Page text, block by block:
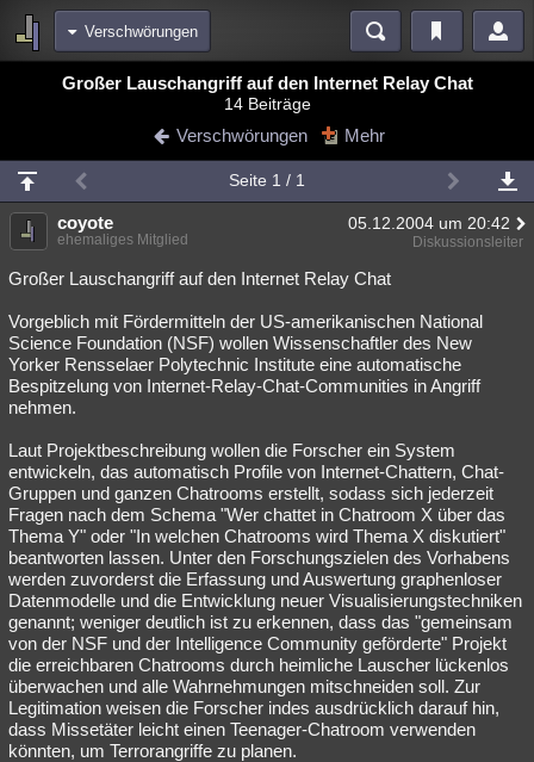
Verschwörungen
Bereiche
Blogs
Chat Wiki Neuigkeiten
meine Rubriken
Menschen Mystery Kriminalfälle
Spiritualität Verschwörungen Technologie
Natur Umfragen Unterhaltung
weitere Rubriken
Philosophie Träume Orte Esoterik Literatur
Astronomie Helpdesk Gruppen Gaming Filme
Musik Clash Verbesserungen Allmystery English
Übersichten
Besucht Teilgenommen Alle Neue Geschlossen
Lesenswert Schlüsselwörter
Großer Lauschangriff auf den Internet Relay Chat
14 Beiträge
Verschwörungen Mehr
Seite 1 / 1
coyote 05.12.2004 um 20:42
ehemaliges Mitglied Diskussionsleiter
Großer Lauschangriff auf den Internet Relay Chat
Vorgeblich mit Fördermitteln der US-amerikanischen National
Science Foundation (NSF) wollen Wissenschaftler des New
Yorker Rensselaer Polytechnic Institute eine automatische
Bespitzelung von Internet-Relay-Chat-Communities in Angriff
nehmen.
Laut Projektbeschreibung wollen die Forscher ein System
entwickeln, das automatisch Profile von Internet-Chattern, Chat-
Gruppen und ganzen Chatrooms erstellt, sodass sich jederzeit
Fragen nach dem Schema "Wer chattet in Chatroom X über das
Thema Y" oder "In welchen Chatrooms wird Thema X diskutiert"
beantworten lassen. Unter den Forschungszielen des Vorhabens
werden zuvorderst die Erfassung und Auswertung graphenloser
Datenmodelle und die Entwicklung neuer Visualisierungstechniken
genannt; weniger deutlich ist zu erkennen, dass das "gemeinsam
von der NSF und der Intelligence Community geförderte" Projekt
die erreichbaren Chatrooms durch heimliche Lauscher lückenlos
überwachen und alle Wahrnehmungen mitschneiden soll. Zur
Legitimation weisen die Forscher indes ausdrücklich darauf hin,
dass Missetäter leicht einen Teenager-Chatroom verwenden
könnten, um Terrorangriffe zu planen.